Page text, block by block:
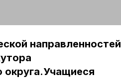
направленностей
округа.Учащиеся